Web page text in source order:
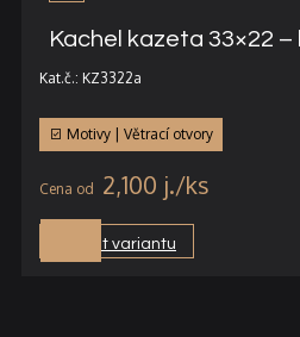
Kachel kazeta 33×22 –
Kat.č.: KZ3322a
Motivy | Větrací otvory
2,100 j.
Vybrat variantu